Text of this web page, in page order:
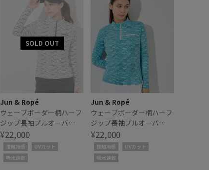
Jun & Ropé
ウェーブボーダー柄ハーフ
ジップ長袖プルオーバ
ー/UV・吸水速乾・接触冷
感
¥22,000
接触冷感
UVカット
吸水速乾
Jun & Ropé
ウェーブボーダー柄ハーフ
ジップ長袖プルオーバ
ー/UV・吸水速乾・接触冷
感
¥22,000
接触冷感
UVカット
吸水速乾